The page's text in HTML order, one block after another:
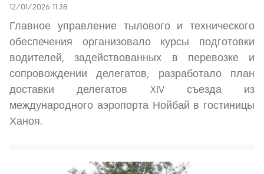
12/01/2026 11:38
Главное управление тылового и технического
обеспечения организовало курсы подготовки
водителей, задействованных в перевозке и
сопровождении делегатов; разработало план
доставки делегатов XIV съезда из
международного аэропорта Нойбай в гостиницы
Ханоя.